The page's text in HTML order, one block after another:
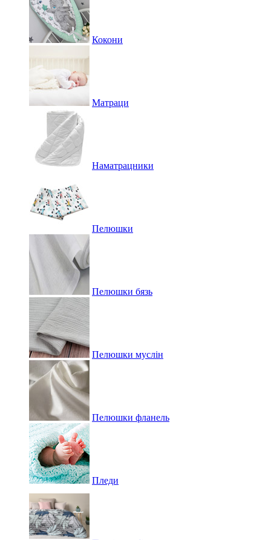
Кокони
Матраци
Наматрацники
Пелюшки
Пелюшки бязь
Пелюшки муслін
Пелюшки фланель
Пледи